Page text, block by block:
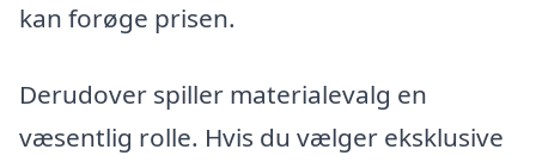
kan forøge prisen.
Derudover spiller materialevalg en
væsentlig rolle. Hvis du vælger eksklusive